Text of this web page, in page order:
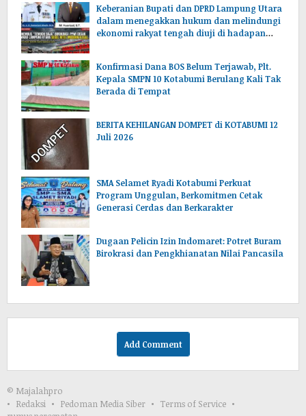
Keberanian Bupati dan DPRD Lampung Utara
dalam menegakkan hukum dan melindungi
ekonomi rakyat tengah diuji di hadapan
Konfirmasi Dana BOS Belum Terjawab, Plt.
Kepala SMPN 10 Kotabumi Berulang Kali Tak
Berada di Tempat
BERITA KEHILANGAN DOMPET di KOTABUMI 12
Juli 2026
SMA Selamet Ryadi Kotabumi Perkuat
Program Unggulan, Berkomitmen Cetak
Generasi Cerdas dan Berkarakter
Dugaan Pelicin Izin Indomaret: Potret Buram
Birokrasi dan Pengkhianatan Nilai Pancasila
Add Comment
© Majalahpro
Redaksi
Pedoman Media Siber
Terms of Service